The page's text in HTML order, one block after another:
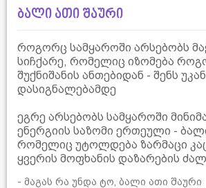
ბალი ათი შაური
როგორც სამყაროში არსებობს
სიჩქარე, რომელიც იზომება
შუქნიშანის ანთებიდან - შენს
დასიგნალებამდე
ეგრე არსებობს სამყაროში
ენერგიის საზომი ერთეული -
რომელიც უტოლდება ზარმაცი
ყვერის მოფხანის დაზარების
- მაგას რა უნდა ტო, ბალი ათი შაური